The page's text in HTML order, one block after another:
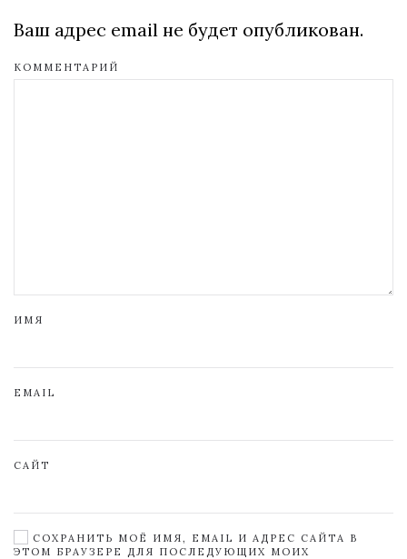
Ваш адрес email не будет опубликован.
КОММЕНТАРИЙ
ИМЯ
EMAIL
САЙТ
СОХРАНИТЬ МОЁ ИМЯ, EMAIL И АДРЕС САЙТА В
ЭТОМ БРАУЗЕРЕ ДЛЯ ПОСЛЕДУЮЩИХ МОИХ